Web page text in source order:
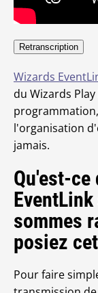
Retranscription
Wizards
du Wizards
l'organisation
jamais.
Qu'est-ce
sommes
posiez
Pour faire